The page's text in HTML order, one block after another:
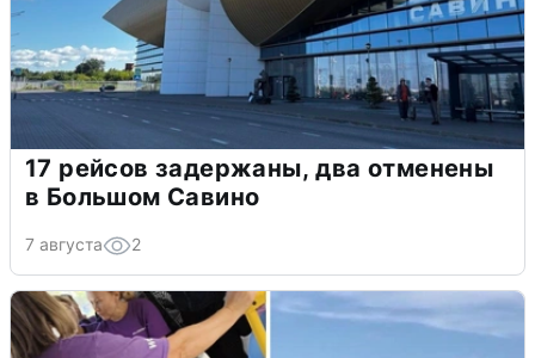
17 рейсов задержаны, два отменены
в Большом Савино
7 августа 2